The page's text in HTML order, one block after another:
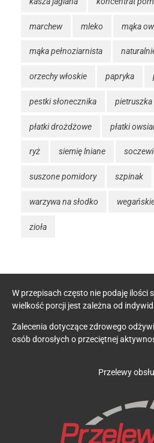
marchew mleko mąka
mąka pełnoziarnista
orzechy włoskie papryka
pestki słonecznika pietruszka
płatki drożdżowe płatki
ryż siemię lniane
suszone pomidory szpinak
warzywa na słodko
zioła
W przepisach często nie podaję ilości
wielkość porcji jest zależna od
Zalecenia dotyczące zdrowego
osób dorosłych o przeciętnej
Przelewy